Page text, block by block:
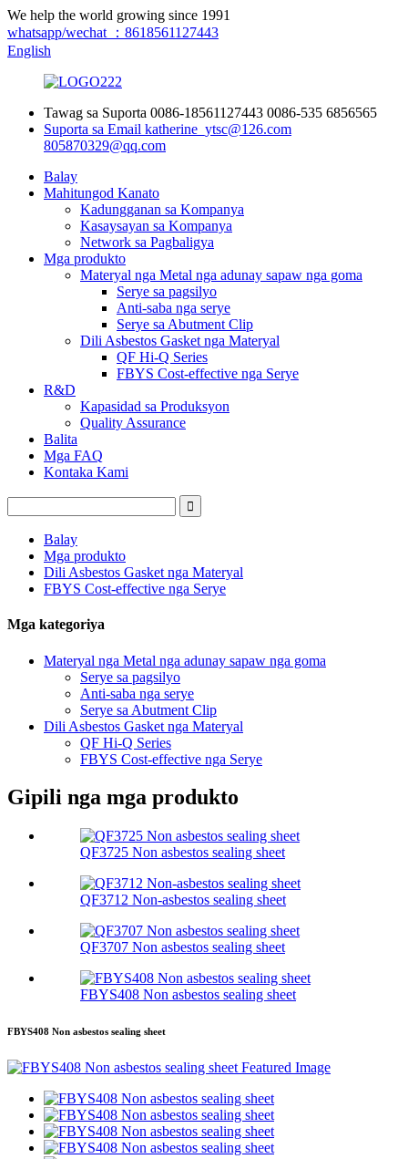
We help the world growing since 1991
whatsapp/wechat ：8618561127443
English
Tawag sa Suporta 0086-18561127443 0086-535 6856565
Suporta sa Email katherine_ytsc@126.com
805870329@qq.com
Balay
Mahitungod Kanato
Kadungganan sa Kompanya
Kasaysayan sa Kompanya
Network sa Pagbaligya
Mga produkto
Materyal nga Metal nga adunay sapaw nga goma
Serye sa pagsilyo
Anti-saba nga serye
Serye sa Abutment Clip
Dili Asbestos Gasket nga Materyal
QF Hi-Q Series
FBYS Cost-effective nga Serye
R&D
Kapasidad sa Produksyon
Quality Assurance
Balita
Mga FAQ
Kontaka Kami
Balay
Mga produkto
Dili Asbestos Gasket nga Materyal
FBYS Cost-effective nga Serye
Mga kategoriya
Materyal nga Metal nga adunay sapaw nga goma
Serye sa pagsilyo
Anti-saba nga serye
Serye sa Abutment Clip
Dili Asbestos Gasket nga Materyal
QF Hi-Q Series
FBYS Cost-effective nga Serye
Gipili nga mga produkto
QF3725 Non asbestos sealing sheet
QF3712 Non-asbestos sealing sheet
QF3707 Non asbestos sealing sheet
FBYS408 Non asbestos sealing sheet
FBYS408 Non asbestos sealing sheet